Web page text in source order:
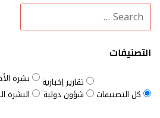
التصنيفات
كل التصنيفات
تقارير إخبارية
شؤون دولية
نشرة
النشرة